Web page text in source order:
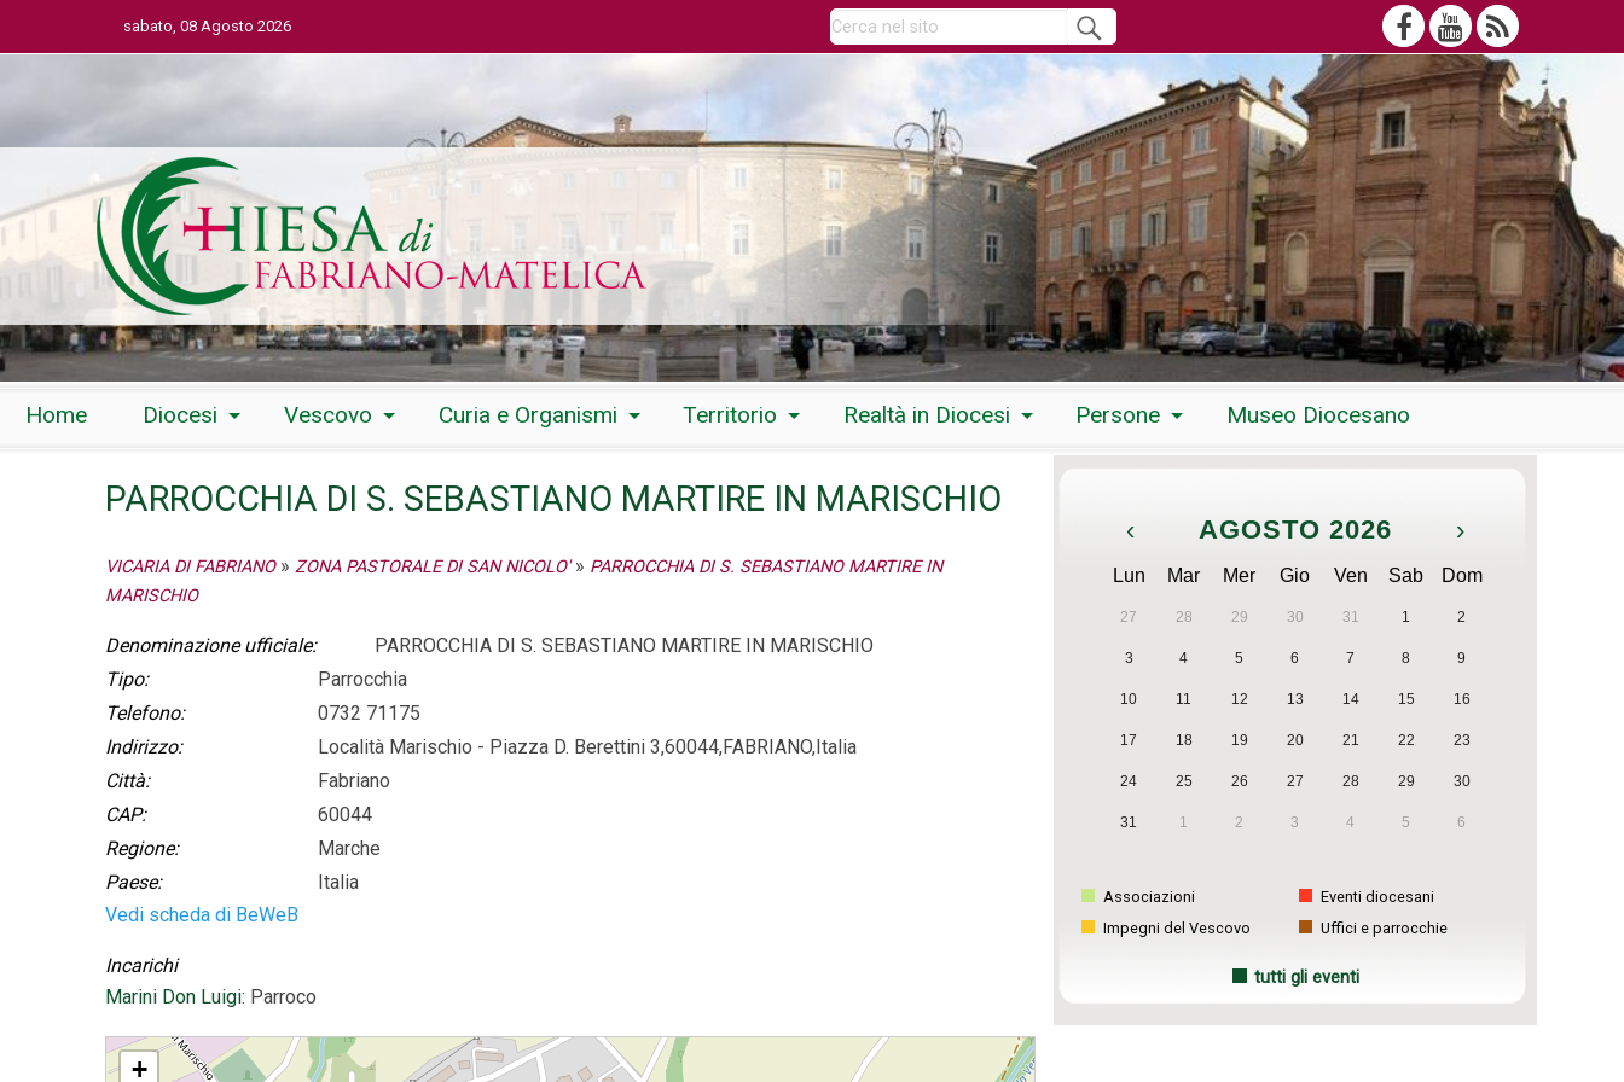
sabato, 08 Agosto 2026
Home Diocesi Vescovo Curia e Organismi Territorio Realtà in Diocesi Persone Museo Diocesano
PARROCCHIA DI S. SEBASTIANO MARTIRE IN MARISCHIO
VICARIA DI FABRIANO » ZONA PASTORALE DI SAN NICOLO' » PARROCCHIA DI S. SEBASTIANO MARTIRE IN
MARISCHIO
Denominazione ufficiale:
PARROCCHIA DI S. SEBASTIANO MARTIRE IN MARISCHIO
Tipo:
Parrocchia
Telefono:
0732 71175
Indirizzo:
Località Marischio - Piazza D. Berettini 3,60044,FABRIANO,Italia
Città:
Fabriano
CAP:
60044
Regione:
Marche
Paese:
Italia
Vedi scheda di BeWeB
Incarichi
Marini Don Luigi: Parroco
PARROCCHIA DI S. SEBASTIANO MARTIRE IN MARISCHIO
+
‹ AGOSTO 2026 ›
Lun Mar Mer Gio Ven Sab Dom
27 28 29 30 31 1 2
3 4 5 6 7 8 9
10 11 12 13 14 15 16
17 18 19 20 21 22 23
24 25 26 27 28 29 30
31 1 2 3 4 5 6
Associazioni
Eventi diocesani
Impegni del Vescovo
Uffici e parrocchie
tutti gli eventi